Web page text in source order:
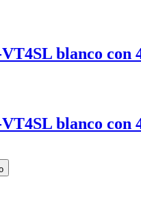
blanco con
blanco con